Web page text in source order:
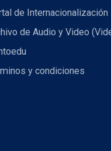
de Internacionalización
de Audio y Video
y condiciones